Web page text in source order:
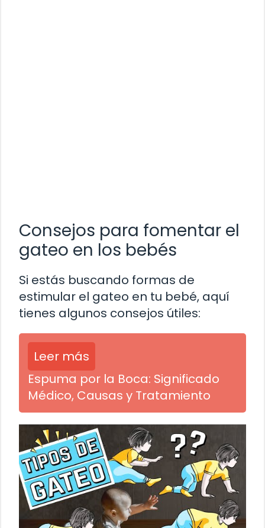
Consejos para fomentar el
gateo en los bebés
Si estás buscando formas de
estimular el gateo en tu bebé, aquí
tienes algunos consejos útiles:
Leer más
Espuma por la Boca: Significado
Médico, Causas y Tratamiento